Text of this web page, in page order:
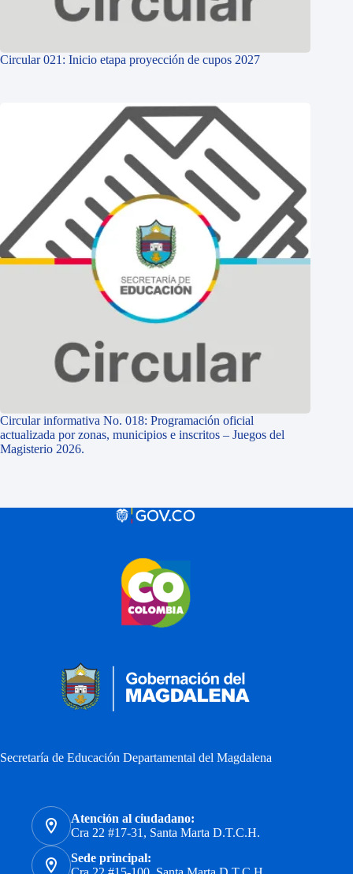
Circular 021: Inicio etapa proyección de cupos 2027
Circular informativa No. 018: Programación oficial
actualizada por zonas, municipios e inscritos – Juegos del
Magisterio 2026.
Secretaría de Educación Departamental del Magdalena
Atención al ciudadano:
Cra 22 #17-31, Santa Marta D.T.C.H.
Sede principal: